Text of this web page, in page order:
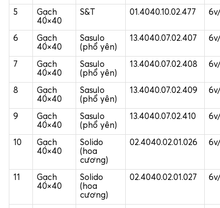
5
Gạch
40×40
S&T 01.4040.10.02.477
6
Gạch
40×40
Sasulo
(phổ yên)
13.4040.07.02.407
7
Gạch
40×40
Sasulo
(phổ yên)
13.4040.07.02.408
8
Gạch
40×40
Sasulo
(phổ yên)
13.4040.07.02.409
9
Gạch
40×40
Sasulo
(phổ yên)
13.4040.07.02.410
10
Gạch
40×40
Solido
(hoa
cương)
02.4040.02.01.026
11
Gạch
40×40
Solido
(hoa
cương)
02.4040.02.01.027